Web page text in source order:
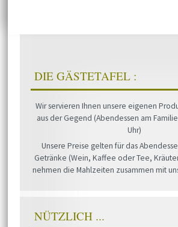
DIE GÄSTETAFEL :
Wir servieren Ihnen unsere eigenen
aus der Gegend (Abendessen am
Uhr)
Unsere Preise gelten für das
Getränke (Wein, Kaffee oder Tee,
nehmen die Mahlzeiten zusammen mit
NÜTZLICH ...